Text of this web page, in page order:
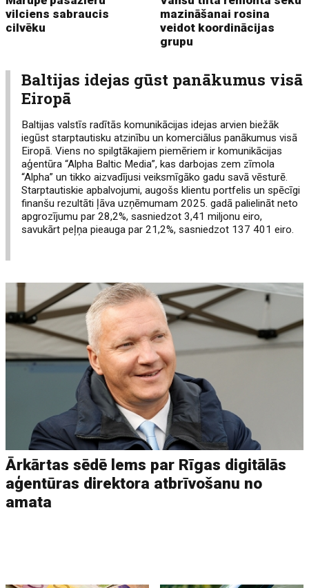
vilciens sabraucis
cilvēku
mazināšanai rosina
veidot koordinācijas
grupu
Baltijas idejas gūst panākumus visā
Eiropā
Baltijas valstīs radītās komunikācijas idejas arvien biežāk
iegūst starptautisku atzinību un komerciālus panākumus visā
Eiropā. Viens no spilgtākajiem piemēriem ir komunikācijas
aģentūra “Alpha Baltic Media”, kas darbojas zem zīmola
“Alpha” un tikko aizvadījusi veiksmīgāko gadu savā vēsturē.
Starptautiskie apbalvojumi, augošs klientu portfelis un spēcīgi
finanšu rezultāti ļāva uzņēmumam 2025. gadā palielināt neto
apgrozījumu par 28,2%, sasniedzot 3,41 miljonu eiro,
savukārt peļņa pieauga par 21,2%, sasniedzot 137 401 eiro.
Ārkārtas sēdē lems par Rīgas digitālās
aģentūras direktora atbrīvošanu no
amata